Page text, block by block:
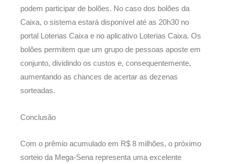
podem participar de bolões. No caso dos bolões da
Caixa, o sistema estará disponível até as 20h30 no
portal Loterias Caixa e no aplicativo Loterias Caixa. Os
bolões permitem que um grupo de pessoas aposte em
conjunto, dividindo os custos e, consequentemente,
aumentando as chances de acertar as dezenas
sorteadas.
Conclusão
Com o prêmio acumulado em R$ 8 milhões, o próximo
sorteio da Mega-Sena representa uma excelente